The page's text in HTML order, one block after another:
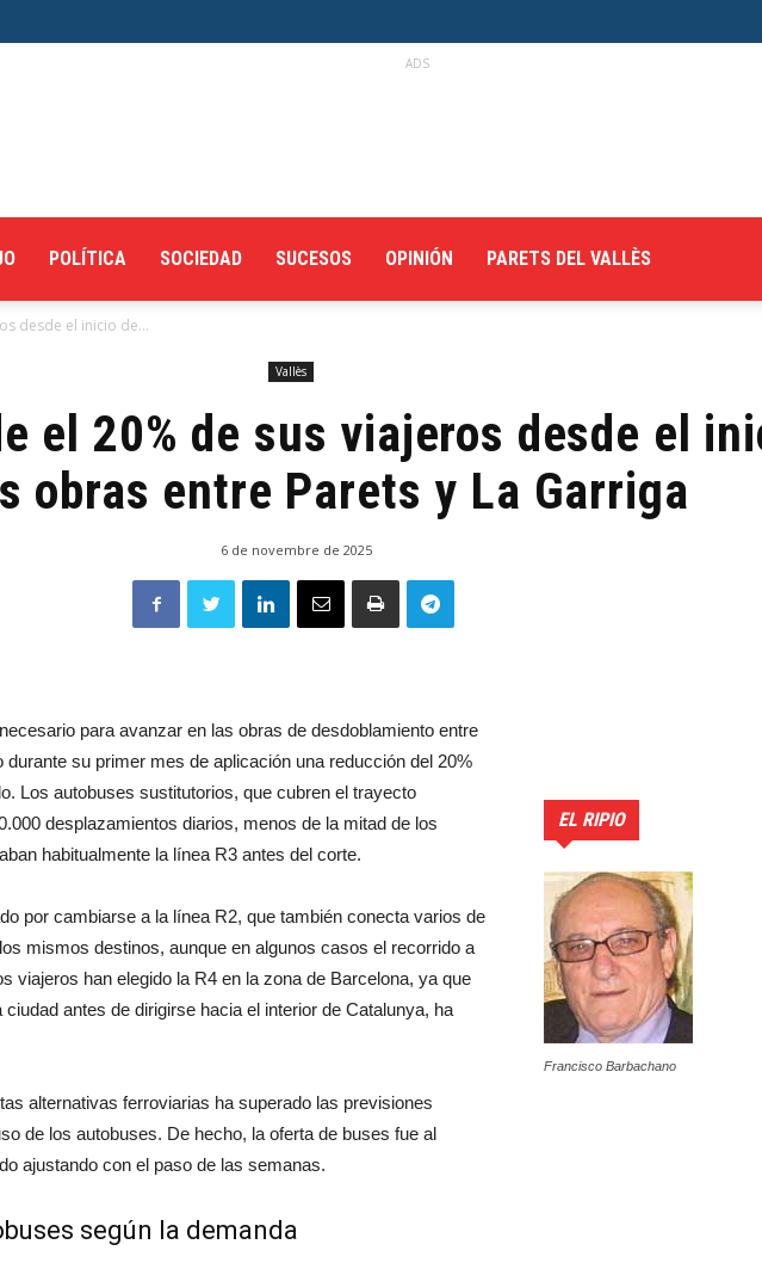
ADS
POLÍTICA SOCIEDAD SUCESOS OPINIÓN PARETS DEL VALLÈS
desde el inicio de...
Vallès
el 20% de sus viajeros desde el
obras entre Parets y La Garriga
6 de novembre de 2025
para avanzar en las obras de desdoblamiento entre
su primer mes de aplicación una reducción del 20%
Los autobuses sustitutorios, que cubren el trayecto
desplazamientos diarios, menos de la mitad de los
habitualmente la línea R3 antes del corte.
por cambiarse a la línea R2, que también conecta varios de
mismos destinos, aunque en algunos casos el recorrido a
viajeros han elegido la R4 en la zona de Barcelona, ya que
antes de dirigirse hacia el interior de Catalunya, ha
alternativas ferroviarias ha superado las previsiones
de los autobuses. De hecho, la oferta de buses fue al
ajustando con el paso de las semanas.
según la demanda
EL RIPIO
Francisco Barbachano